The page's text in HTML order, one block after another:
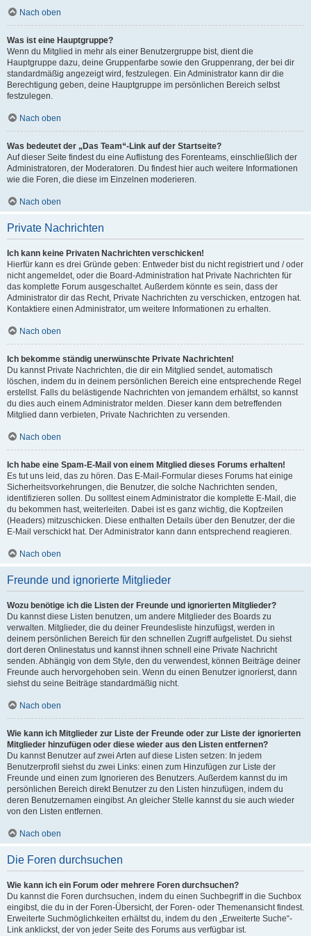
Nach oben
Was ist eine Hauptgruppe?
Wenn du Mitglied in mehr als einer Benutzergruppe bist, dient die
Hauptgruppe dazu, deine Gruppenfarbe sowie den Gruppenrang, der bei dir
standardmäßig angezeigt wird, festzulegen. Ein Administrator kann dir die
Berechtigung geben, deine Hauptgruppe im persönlichen Bereich selbst
festzulegen.
Nach oben
Was bedeutet der „Das Team“-Link auf der Startseite?
Auf dieser Seite findest du eine Auflistung des Forenteams, einschließlich der
Administratoren, der Moderatoren. Du findest hier auch weitere Informationen
wie die Foren, die diese im Einzelnen moderieren.
Nach oben
Private Nachrichten
Ich kann keine Privaten Nachrichten verschicken!
Hierfür kann es drei Gründe geben: Entweder bist du nicht registriert und / oder
nicht angemeldet, oder die Board-Administration hat Private Nachrichten für
das komplette Forum ausgeschaltet. Außerdem könnte es sein, dass der
Administrator dir das Recht, Private Nachrichten zu verschicken, entzogen hat.
Kontaktiere einen Administrator, um weitere Informationen zu erhalten.
Nach oben
Ich bekomme ständig unerwünschte Private Nachrichten!
Du kannst Private Nachrichten, die dir ein Mitglied sendet, automatisch
löschen, indem du in deinem persönlichen Bereich eine entsprechende Regel
erstellst. Falls du belästigende Nachrichten von jemandem erhältst, so kannst
du dies auch einem Administrator melden. Dieser kann dem betreffenden
Mitglied dann verbieten, Private Nachrichten zu versenden.
Nach oben
Ich habe eine Spam-E-Mail von einem Mitglied dieses Forums erhalten!
Es tut uns leid, das zu hören. Das E-Mail-Formular dieses Forums hat einige
Sicherheitsvorkehrungen, die Benutzer, die solche Nachrichten senden,
identifizieren sollen. Du solltest einem Administrator die komplette E-Mail, die
du bekommen hast, weiterleiten. Dabei ist es ganz wichtig, die Kopfzeilen
(Headers) mitzuschicken. Diese enthalten Details über den Benutzer, der die
E-Mail verschickt hat. Der Administrator kann dann entsprechend reagieren.
Nach oben
Freunde und ignorierte Mitglieder
Wozu benötige ich die Listen der Freunde und ignorierten Mitglieder?
Du kannst diese Listen benutzen, um andere Mitglieder des Boards zu
verwalten. Mitglieder, die du deiner Freundesliste hinzufügst, werden in
deinem persönlichen Bereich für den schnellen Zugriff aufgelistet. Du siehst
dort deren Onlinestatus und kannst ihnen schnell eine Private Nachricht
senden. Abhängig von dem Style, den du verwendest, können Beiträge deiner
Freunde auch hervorgehoben sein. Wenn du einen Benutzer ignorierst, dann
siehst du seine Beiträge standardmäßig nicht.
Nach oben
Wie kann ich Mitglieder zur Liste der Freunde oder zur Liste der ignorierten
Mitglieder hinzufügen oder diese wieder aus den Listen entfernen?
Du kannst Benutzer auf zwei Arten auf diese Listen setzen: In jedem
Benutzerprofil siehst du zwei Links: einen zum Hinzufügen zur Liste der
Freunde und einen zum Ignorieren des Benutzers. Außerdem kannst du im
persönlichen Bereich direkt Benutzer zu den Listen hinzufügen, indem du
deren Benutzernamen eingibst. An gleicher Stelle kannst du sie auch wieder
von den Listen entfernen.
Nach oben
Die Foren durchsuchen
Wie kann ich ein Forum oder mehrere Foren durchsuchen?
Du kannst die Foren durchsuchen, indem du einen Suchbegriff in die Suchbox
eingibst, die du in der Foren-Übersicht, der Foren- oder Themenansicht findest.
Erweiterte Suchmöglichkeiten erhältst du, indem du den „Erweiterte Suche“-
Link anklickst, der von jeder Seite des Forums aus verfügbar ist.